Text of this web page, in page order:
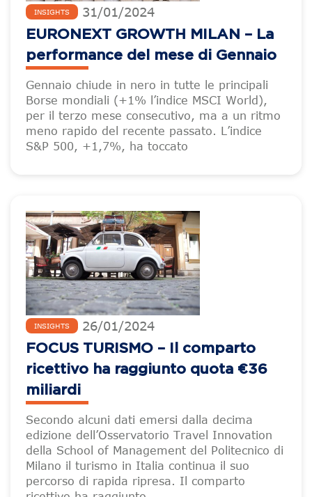
INSIGHTS 31/01/2024
EURONEXT GROWTH MILAN – La
performance del mese di Gennaio
Gennaio chiude in nero in tutte le principali
Borse mondiali (+1% l’indice MSCI World),
per il terzo mese consecutivo, ma a un ritmo
meno rapido del recente passato. L’indice
S&P 500, +1,7%, ha toccato
INSIGHTS 26/01/2024
FOCUS TURISMO – Il comparto
ricettivo ha raggiunto quota €36
miliardi
Secondo alcuni dati emersi dalla decima
edizione dell’Osservatorio Travel Innovation
della School of Management del Politecnico di
Milano il turismo in Italia continua il suo
percorso di rapida ripresa. Il comparto